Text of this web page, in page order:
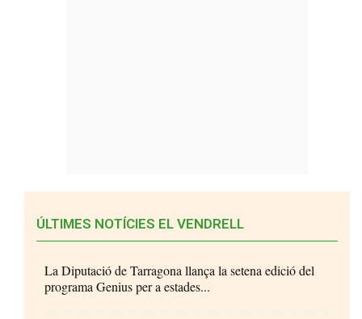
ÚLTIMES NOTÍCIES EL VENDRELL
La Diputació de Tarragona llança la setena edició del
programa Genius per a estades...